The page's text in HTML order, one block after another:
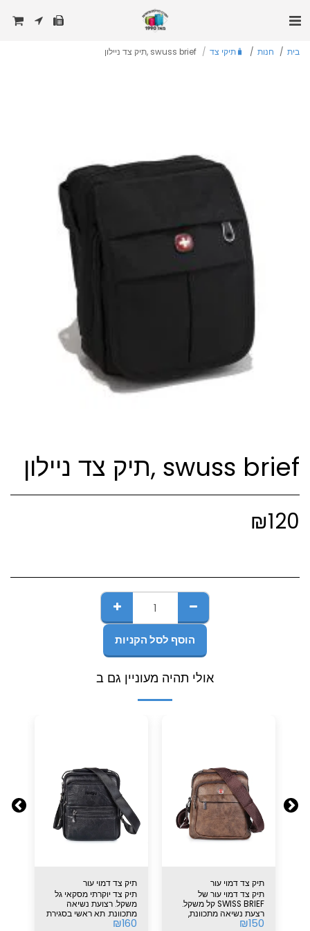
בית חנות 🧳תיקי צד swuss brief ,תיק צד ניילון
swuss brief ,תיק צד ניילון
₪120
הוסף לסל הקניות
אולי תהיה מעוניין גם ב
תיק צד דמוי עור
תיק צד דמוי עור של
SWISS BRIEF קל משקל.
רצעת נשיאה מתכוונת,
רוכסני מתכת איכותיים. תא
₪150
תיק צד דמוי עור
תיק צד יוקרתי מסקאי גל
משקל. רצועת נשיאה
מתכוונת. תא ראשי בסגירת
רוכסן עם תאים פנימיים.
₪160